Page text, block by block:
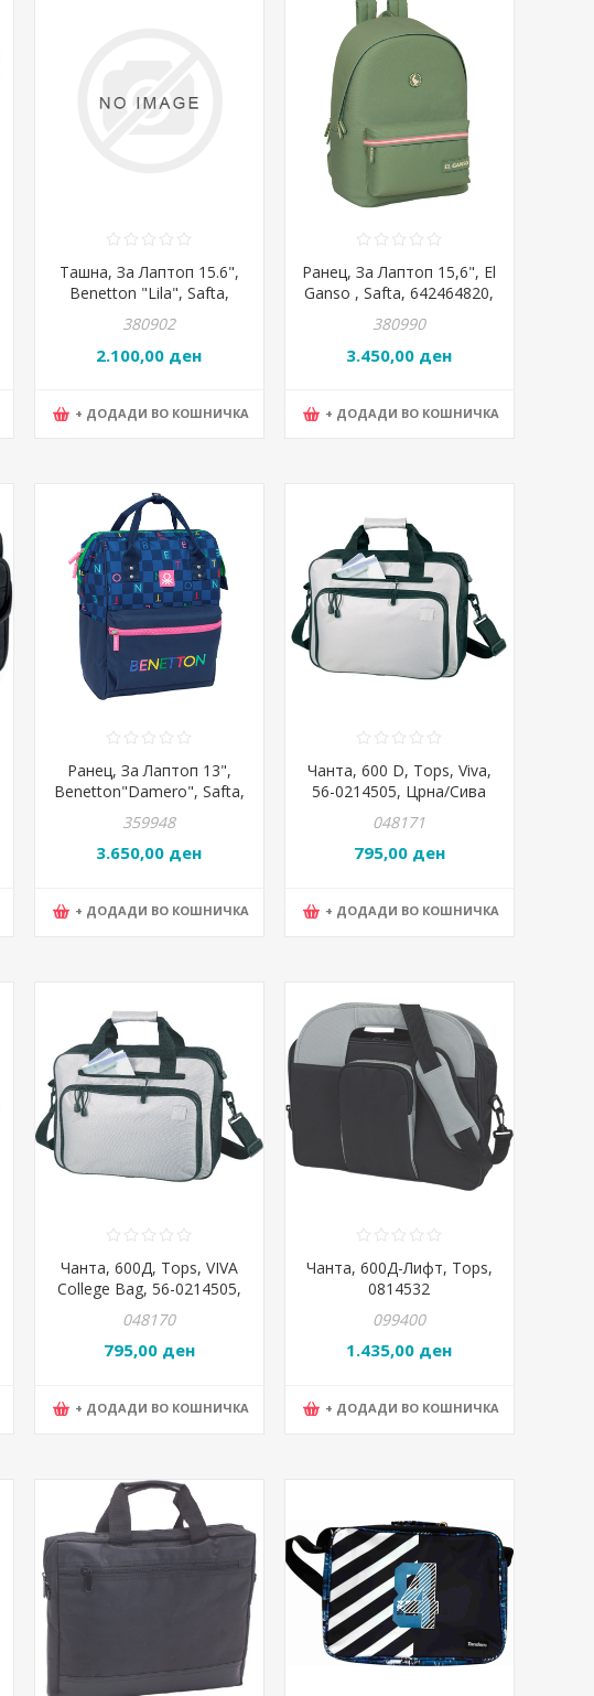
Ташна, За Лаптоп 15.6",
Benetton "Lila", Safta,
612551461, 40*27*4цм
380902
2.100,00 ден
+ ДОДАДИ ВО КОШНИЧКА
Ранец, За Лаптоп 15,6", El
Ganso , Safta, 642464820,
31*44*18цм, Маслинеста
380990
3.450,00 ден
+ ДОДАДИ ВО КОШНИЧКА
Ранец, За Лаптоп 13",
Benetton"Damero", Safta,
359948
3.650,00 ден
+ ДОДАДИ ВО КОШНИЧКА
Чанта, 600 D, Tops, Viva,
56-0214505, Црна/Сива
048171
795,00 ден
+ ДОДАДИ ВО КОШНИЧКА
Чанта, 600Д, Tops, VIVA
College Bag, 56-0214505,
048170
795,00 ден
+ ДОДАДИ ВО КОШНИЧКА
Чанта, 600Д-Лифт, Tops,
0814532
099400
1.435,00 ден
+ ДОДАДИ ВО КОШНИЧКА